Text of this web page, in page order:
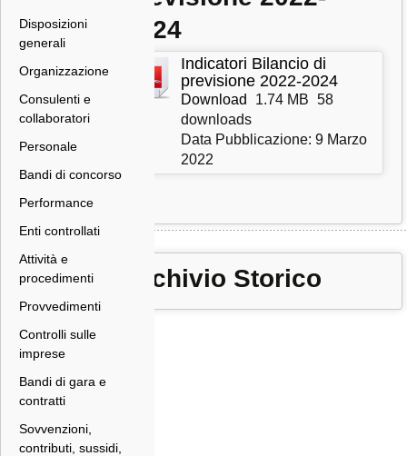
Disposizioni
generali
Organizzazione
Consulenti e
collaboratori
Personale
Bandi di concorso
Performance
Enti controllati
Attività e
procedimenti
Provvedimenti
Controlli sulle
imprese
Bandi di gara e
contratti
Sovvenzioni,
contributi, sussidi,
2024
Indicatori Bilancio di
previsione 2022-2024
Download 1.74 MB 58
downloads
Data Pubblicazione: 9 Marzo
2022
Archivio Storico